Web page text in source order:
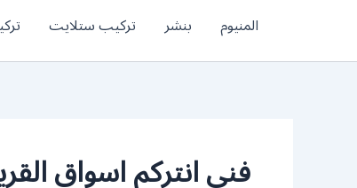
المنيوم بنشر تركيب ستلايت
فني انتركم اسواق